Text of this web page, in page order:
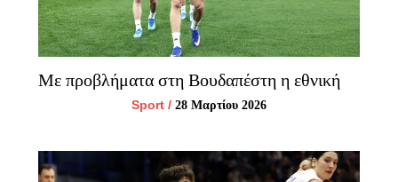
Με προβλήματα στη Βουδαπέστη η εθνική
Sport / 28 Μαρτίου 2026